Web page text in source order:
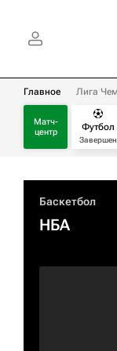
Главное Лига
Матч-
центр
Футбол
Завершен
Баскетбол
НБА